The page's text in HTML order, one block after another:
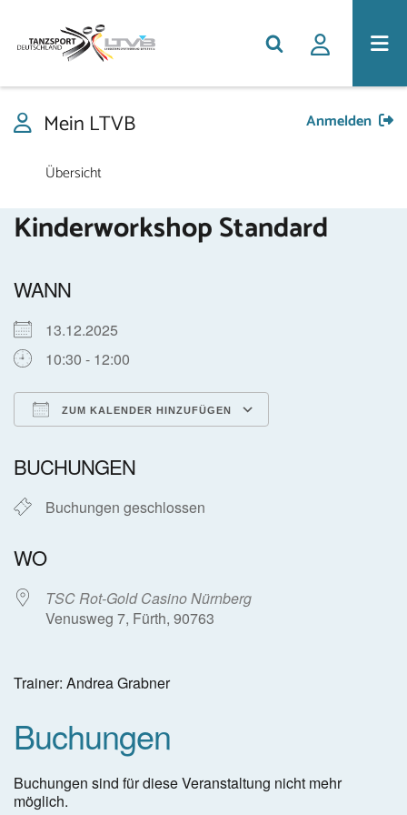
Mein LTVB Anmelden
Übersicht
Kinderworkshop Standard
WANN
13.12.2025
10:30 - 12:00
ZUM KALENDER HINZUFÜGEN
BUCHUNGEN
Buchungen geschlossen
WO
TSC Rot-Gold Casino Nürnberg
Venusweg 7, Fürth, 90763
Trainer: Andrea Grabner
Buchungen
Buchungen sind für diese Veranstaltung nicht mehr
möglich.